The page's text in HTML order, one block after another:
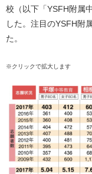
校（以下「YSFH附属
した。注目のYSFH附
た。
※クリックで拡大します